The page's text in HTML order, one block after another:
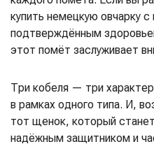
купить немецкую овчарку с
подтверждённым
этот помёт заслуживает
Три кобеля — три
в рамках одного типа. И,
тот щенок, который
надёжным защитником и